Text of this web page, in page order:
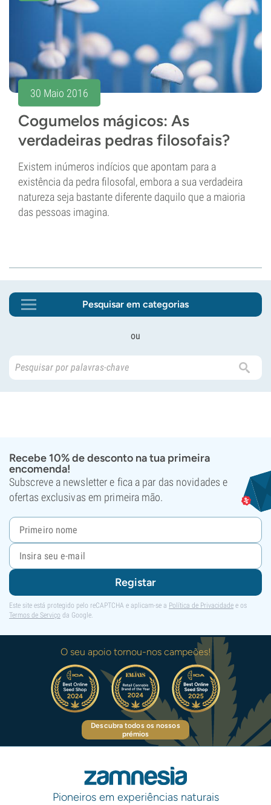
30 Maio 2016
Cogumelos mágicos: As
verdadeiras pedras filosofais?
Existem inúmeros indícios que apontam para a
existência da pedra filosofal, embora a sua verdadeira
natureza seja bastante diferente daquilo que a maioria
das pessoas imagina.
Pesquisar em categorias
ou
Recebe 10% de desconto na tua primeira
encomenda!
Subscreve a newsletter e fica a par das novidades e
ofertas exclusivas em primeira mão.
Registar
Este site está protegido pelo reCAPTCHA e aplicam-se a Política de Privacidade e os
Termos de Serviço da Google.
O seu apoio tornou-nos campeões!
Descubra todos os nossos
prémios
Pioneiros em experiências naturais